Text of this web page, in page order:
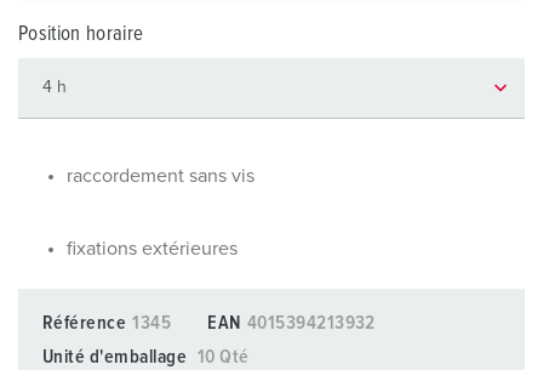
Position horaire
raccordement sans vis
fixations extérieures
Référence 1345 EAN 4015394213932
Unité d'emballage
10 Qté